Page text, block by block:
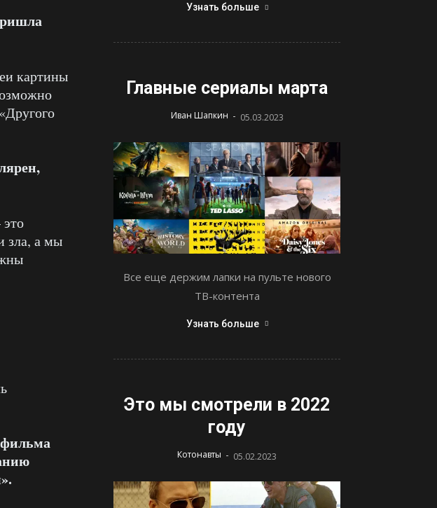
картины
зла, а мы
Узнать больше
Главные сериалы марта
Иван Шапкин - 05.03.2023
Все еще держим лапки на пульте нового
ТВ-контента
Узнать больше
Это мы смотрели в 2022
году
Котонавты - 05.02.2023